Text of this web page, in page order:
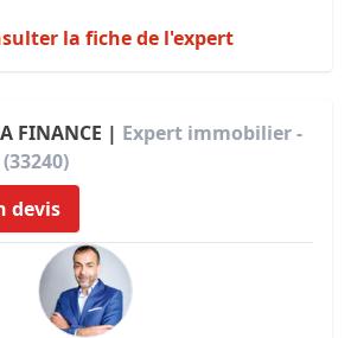
la fiche de l'expert
FINANCE | Expert immobilier -
devis